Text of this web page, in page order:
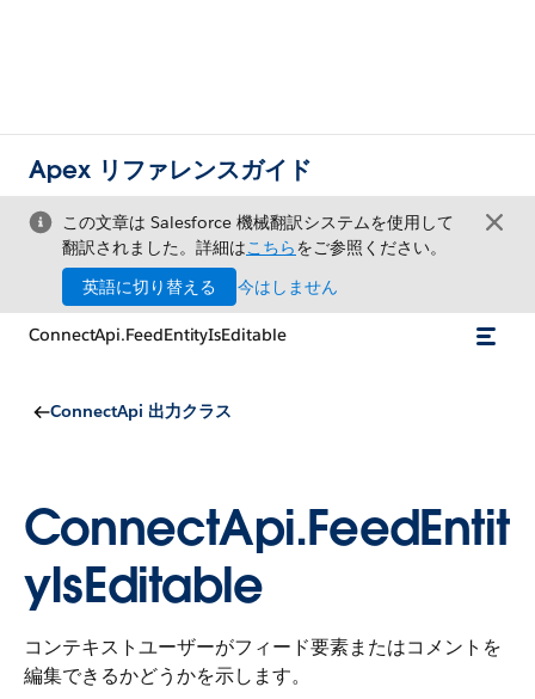
Apex リファレンスガイド
この文章は Salesforce 機械翻訳システムを使用して
翻訳されました。詳細はこちらをご参照ください。
英語に切り替える
今はしません
ConnectApi.FeedEntityIsEditable
ConnectApi 出力クラス
ConnectApi.FeedEntit
yIsEditable
コンテキストユーザーがフィード要素またはコメントを
編集できるかどうかを示します。